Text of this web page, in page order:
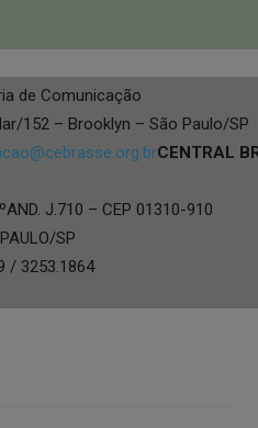
de Comunicação
152 – Brooklyn – São Paulo/SP
CENTRAL
J.710 – CEP 01310-910
SP
/ 3253.1864